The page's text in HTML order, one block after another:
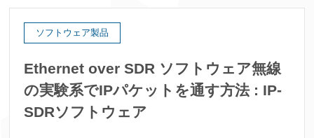
ソフトウェア製品
Ethernet over SDR ソフトウェア無線
の実験系でIPパケットを通す方法 : IP-
SDRソフトウェア